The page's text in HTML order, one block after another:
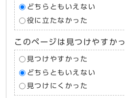
どちらともいえない
役に立たなかった
このページは見つけやすか
見つけやすかった
どちらともいえない
見つけにくかった